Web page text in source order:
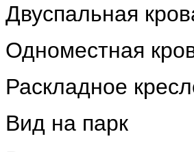
Двуспальная
Одноместная
Раскладное
Вид на парк